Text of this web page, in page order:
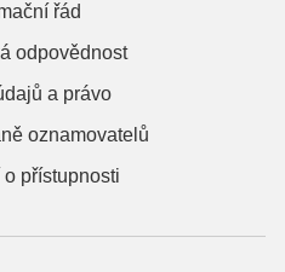
řád
odpovědnost
a právo
oznamovatelů
přístupnosti